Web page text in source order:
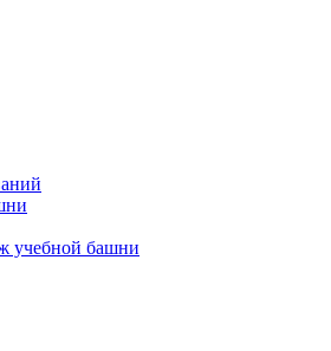
учебной башни